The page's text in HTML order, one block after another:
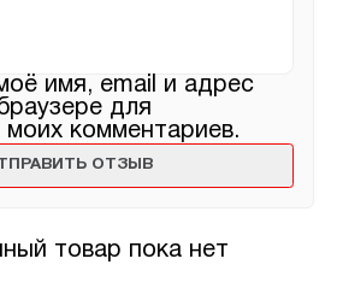
товар пока нет
имя, email и адрес
для
комментариев.